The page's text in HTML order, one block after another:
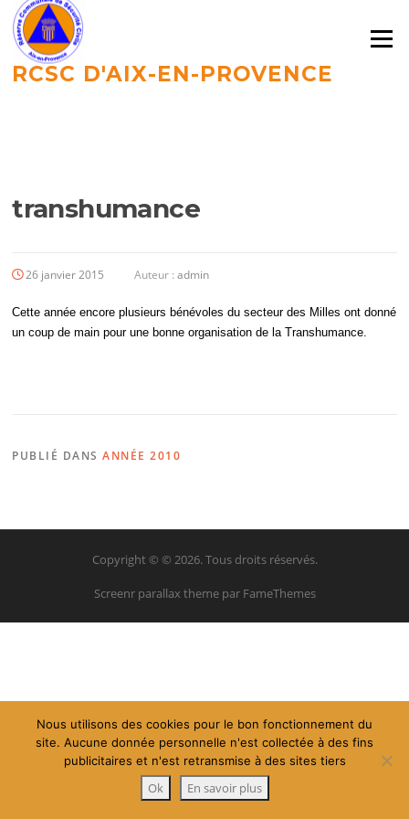
Aller
contenu
RCSC D'AIX-EN-PROVENCE
Menu
transhumance
26 janvier 2015 Auteur :admin
Cette année encore plusieurs bénévoles du secteur des Milles ont donné
un coup de main pour une bonne organisation de la Transhumance.
PUBLIÉ DANSANNÉE 2010
Copyright © © 2026. Tous droits réservés.
Screenr parallax themepar FameThemes
Nous utilisons des cookies pour le bon fonctionnement du
site. Aucune donnée personnelle n'est collectée à des fins
publicitaires et n'est retransmise à des sites tiers
Ok En savoir plus